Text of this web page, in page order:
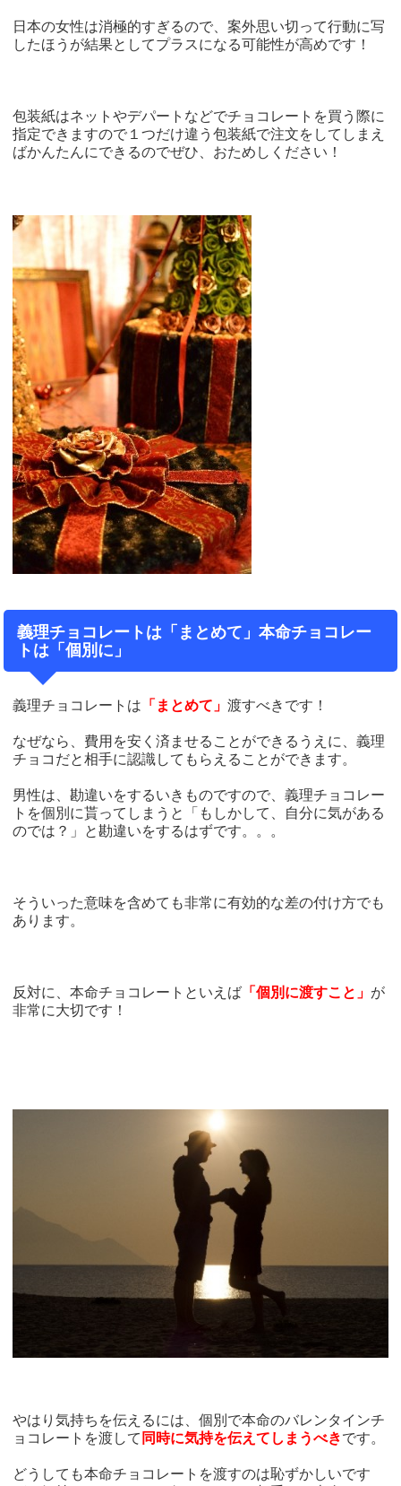
日本の女性は消極的すぎるので、案外思い切って行動に写
したほうが結果としてプラスになる可能性が高めです！
包装紙はネットやデパートなどでチョコレートを買う際に
指定できますので１つだけ違う包装紙で注文をしてしまえ
ばかんたんにできるのでぜひ、おためしください！
義理チョコレートは「まとめて」本命チョコレー
トは「個別に」
義理チョコレートは 「まとめて」渡すべきです！
なぜなら、費用を安く済ませることができるうえに、義理
チョコだと相手に認識してもらえることができます。
男性は、勘違いをするいきものですので、義理チョコレー
トを個別に貰ってしまうと「もしかして、自分に気がある
のでは？」と勘違いをするはずです。。。
そういった意味を含めても非常に有効的な差の付け方でも
あります。
反対に、本命チョコレートといえば 「個別に渡すこと」 が
非常に大切です！
やはり気持ちを伝えるには、個別で本命のバレンタインチ
ョコレートを渡して 同時に気持を伝えてしまうべきです。
どうしても本命チョコレートを渡すのは恥ずかしいです